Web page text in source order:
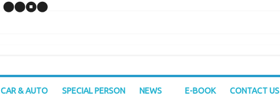
CAR & AUTO SPECIAL PERSON NEWS E-BOOK CONTACT US